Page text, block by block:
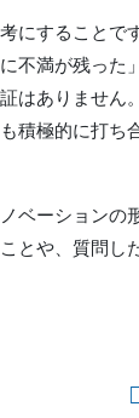
にすることです
満が残った
はありません。
積極的に打ち
ーションの
や、質問し